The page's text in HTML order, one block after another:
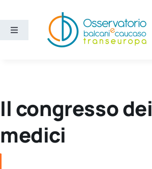
contenuto
Toggle
Ricerca e divulgazione
Il congresso dei
medici